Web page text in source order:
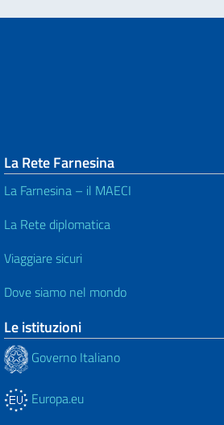
La Rete Farnesina
La Farnesina – il MAECI
La Rete diplomatica
Viaggiare sicuri
Dove siamo nel mondo
Le istituzioni
Governo Italiano
Europa.eu